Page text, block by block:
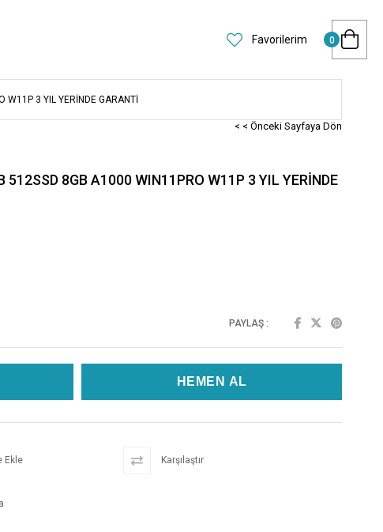
Favorilerim 0
W11P 3 YIL YERİNDE GARANTİ
< < Önceki Sayfaya Dön
8GB A1000 WIN11PRO W11P 3 YIL YERİNDE
PAYLAŞ :
Ekle Karşılaştır